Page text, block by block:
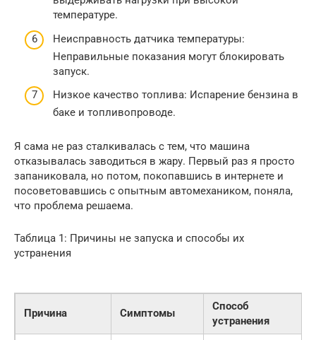
температуре.
Неисправность датчика температуры:
Неправильные показания могут блокировать
запуск.
Низкое качество топлива: Испарение бензина в
баке и топливопроводе.
Я сама не раз сталкивалась с тем, что машина
отказывалась заводиться в жару. Первый раз я просто
запаниковала, но потом, покопавшись в интернете и
посоветовавшись с опытным автомехаником, поняла,
что проблема решаема.
Таблица 1: Причины не запуска и способы их
устранения
Причина Симптомы
Способ
устранения